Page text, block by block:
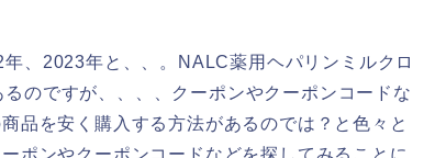
、2023年と、、。NALC薬用ヘパリンミルクロ
のですが、、、、クーポンやクーポンコードな
品を安く購入する方法があるのでは？と色々と
ポンやクーポンコードなどを探してみることに